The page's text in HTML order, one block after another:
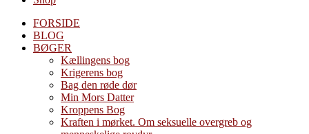
FORSIDE
BLOG
BØGER
Kællingens bog
Krigerens bog
Bag den røde dør
Min Mors Datter
Kroppens Bog
Kraften i mørket. Om seksuelle overgreb og